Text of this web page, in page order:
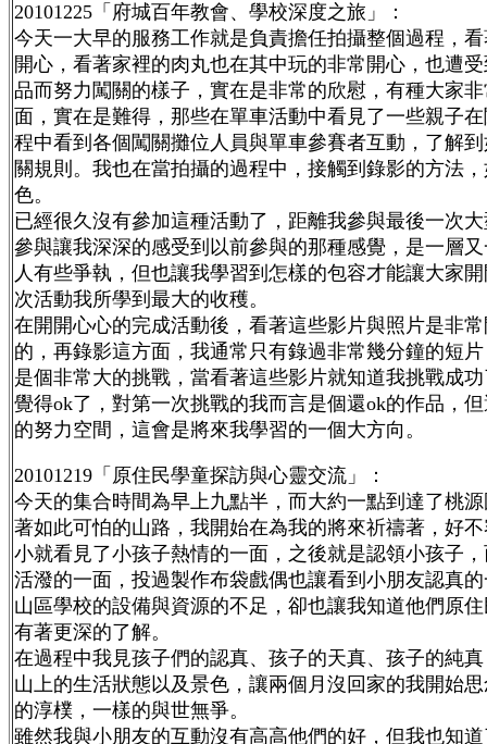
20101225「府城百年教會、學校深度之旅」：
今天一大早的服務工作就是負責擔任拍攝整個過程，
開心，看著家裡的肉丸也在其中玩的非常開心，也遭
品而努力闖關的樣子，實在是非常的欣慰，有種大家
面，實在是難得，那些在單車活動中看見了一些親子
程中看到各個闖關攤位人員與單車參賽者互動，了解
關規則。我也在當拍攝的過程中，接觸到錄影的方法
色。
已經很久沒有參加這種活動了，距離我參與最後一次
參與讓我深深的感受到以前參與的那種感覺，是一層
人有些爭執，但也讓我學習到怎樣的包容才能讓大家
次活動我所學到最大的收穫。
在開開心心的完成活動後，看著這些影片與照片是非
的，再錄影這方面，我通常只有錄過非常幾分鐘的短
是個非常大的挑戰，當看著這些影片就知道我挑戰成
覺得ok了，對第一次挑戰的我而言是個還ok的作品，
的努力空間，這會是將來我學習的一個大方向。
20101219「原住民學童探訪與心靈交流」：
今天的集合時間為早上九點半，而大約一點到達了桃
著如此可怕的山路，我開始在為我的將來祈禱著，好
小就看見了小孩子熱情的一面，之後就是認領小孩子
活潑的一面，投過製作布袋戲偶也讓看到小朋友認真
山區學校的設備與資源的不足，卻也讓我知道他們原
有著更深的了解。
在過程中我見孩子們的認真、孩子的天真、孩子的純
山上的生活狀態以及景色，讓兩個月沒回家的我開始
的淳樸，一樣的與世無爭。
雖然我與小朋友的互動沒有高高他們的好，但我也知